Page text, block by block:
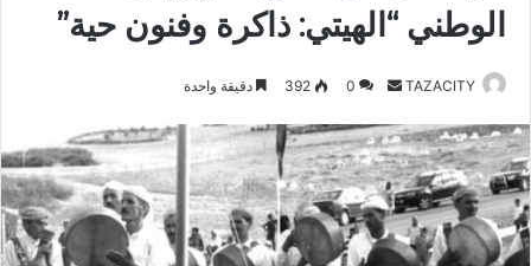
الوطني “الهيتي: ذاكرة وفنون حية”
TAZACITY
س
ل
ب
ر
0
392 دقيقة واحدة